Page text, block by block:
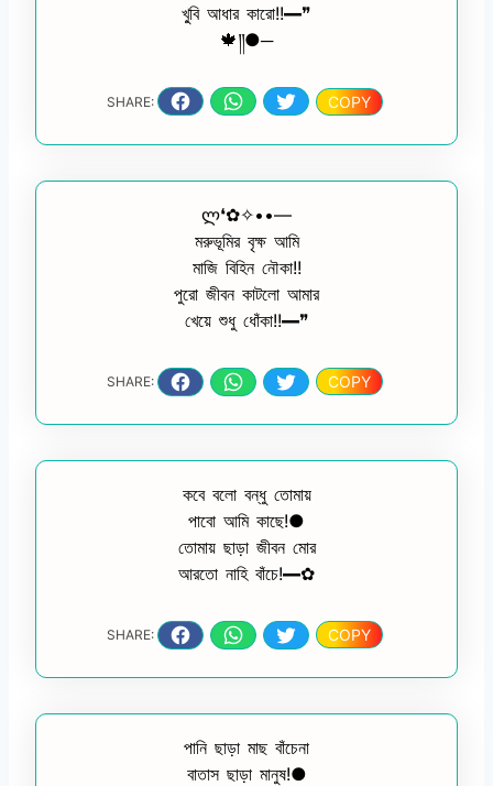
খু্বি আধার কারো!!━❞
🍁༎●─
SHARE: COPY
ლ❛✿✧••—
মরুভূমির বৃক্ষ আমি
মাজি বিহিন নৌকা!!
পুরো জীবন কাটলো আমার
খেয়ে শুধু ধোঁকা!!━❞
SHARE: COPY
কবে বলো বন্ধু তোমায়
পাবো আমি কাছে!●
তোমায় ছাড়া জীবন মোর
আরতো নাহি বাঁচে!━✿
SHARE: COPY
পানি ছাড়া মাছ বাঁচেনা
বাতাস ছাড়া মানুষ!●